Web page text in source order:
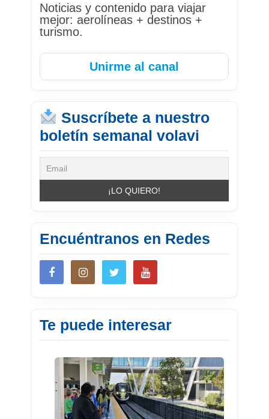
Noticias y contenido para viajar
mejor: aerolíneas + destinos +
turismo.
Unirme al canal
Suscríbete a nuestro
boletín semanal volavi
Encuéntranos en Redes
Te puede interesar